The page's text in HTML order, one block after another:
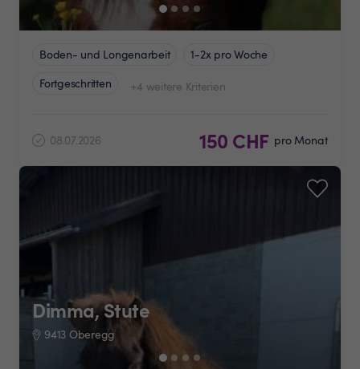
Boden- und Longenarbeit
1-2x pro Woche
Fortgeschritten
+4 weitere Kriterien
08.07.2026 150 CHF pro Monat
Dimma, Stute
9413 Oberegg